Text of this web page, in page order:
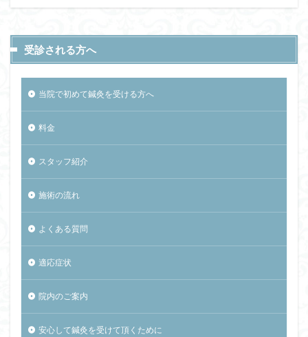
受診される方へ
当院で初めて鍼灸を受ける方へ
料金
スタッフ紹介
施術の流れ
よくある質問
適応症状
院内のご案内
安心して鍼灸を受けて頂くために